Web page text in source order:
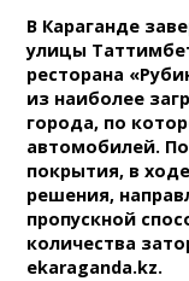
В Караганде
улицы
ресторана
из наиболее
города, по
автомобилей.
покрытия, в
решения,
пропускной
количества
ekaraganda.kz.